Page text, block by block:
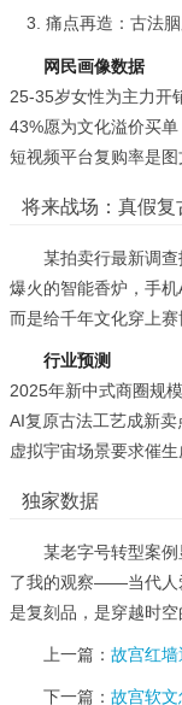
痛点再造：古法
网民画像数据
25-35岁女性为主力开
43%愿为文化溢价买单
短视频平台复购率是
将来战场：真假复
某拍卖行最新调
爆火的智能香炉，手
而是给千年文化穿上赛
行业预测
2025年新中式商圈规
AI复原古法工艺成新卖
虚拟宇宙场景要求催
独家数据
某老字号转型案
了我的观察——当代人
是复刻品，是穿越时
上一篇： 故宫红墙
下一篇： 故宫软